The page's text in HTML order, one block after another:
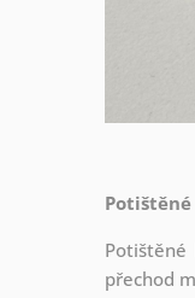
přechod